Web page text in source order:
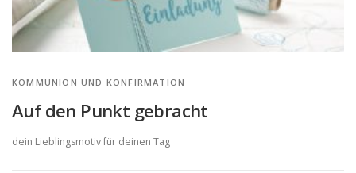
KOMMUNION UND KONFIRMATION
Auf den Punkt gebracht
dein Lieblingsmotiv für deinen Tag